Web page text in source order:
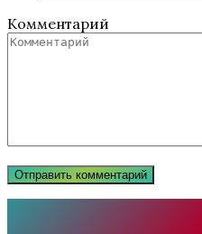
Комментарий